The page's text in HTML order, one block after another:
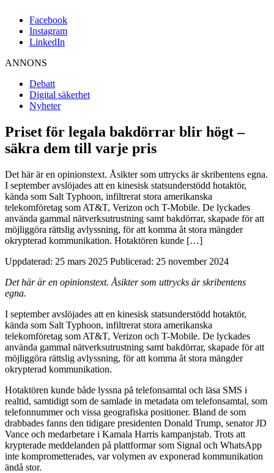
Facebook
Instagram
LinkedIn
ANNONS
Debatt
Digital säkerhet
Nyheter
Priset för legala bakdörrar blir högt –
säkra dem till varje pris
Det här är en opinionstext. Åsikter som uttrycks är skribentens egna.
I september avslöjades att en kinesisk statsunderstödd hotaktör,
kända som Salt Typhoon, infiltrerat stora amerikanska
telekomföretag som AT&T, Verizon och T-Mobile. De lyckades
använda gammal nätverksutrustning samt bakdörrar, skapade för att
möjliggöra rättslig avlyssning, för att komma åt stora mängder
okrypterad kommunikation. Hotaktören kunde […]
Uppdaterad: 25 mars 2025 Publicerad: 25 november 2024
Det här är en opinionstext. Åsikter som uttrycks är skribentens
egna.
I september avslöjades att en kinesisk statsunderstödd hotaktör,
kända som Salt Typhoon, infiltrerat stora amerikanska
telekomföretag som AT&T, Verizon och T-Mobile. De lyckades
använda gammal nätverksutrustning samt bakdörrar, skapade för att
möjliggöra rättslig avlyssning, för att komma åt stora mängder
okrypterad kommunikation.
Hotaktören kunde både lyssna på telefonsamtal och läsa SMS i
realtid, samtidigt som de samlade in metadata om telefonsamtal, som
telefonnummer och vissa geografiska positioner. Bland de som
drabbades fanns den tidigare presidenten Donald Trump, senator JD
Vance och medarbetare i Kamala Harris kampanjstab. Trots att
krypterade meddelanden på plattformar som Signal och WhatsApp
inte komprometterades, var volymen av exponerad kommunikation
ändå stor.